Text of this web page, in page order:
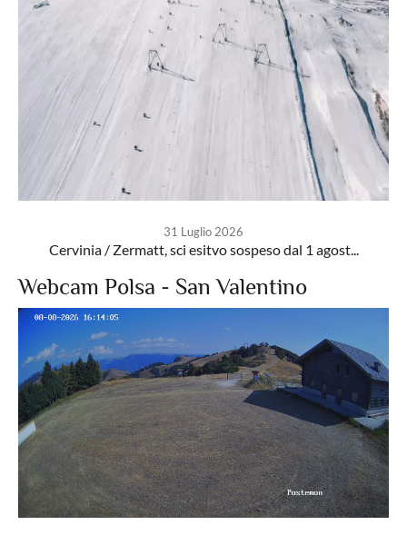
31 Luglio 2026
Cervinia / Zermatt, sci esitvo sospeso dal 1 agost...
Webcam Polsa - San Valentino